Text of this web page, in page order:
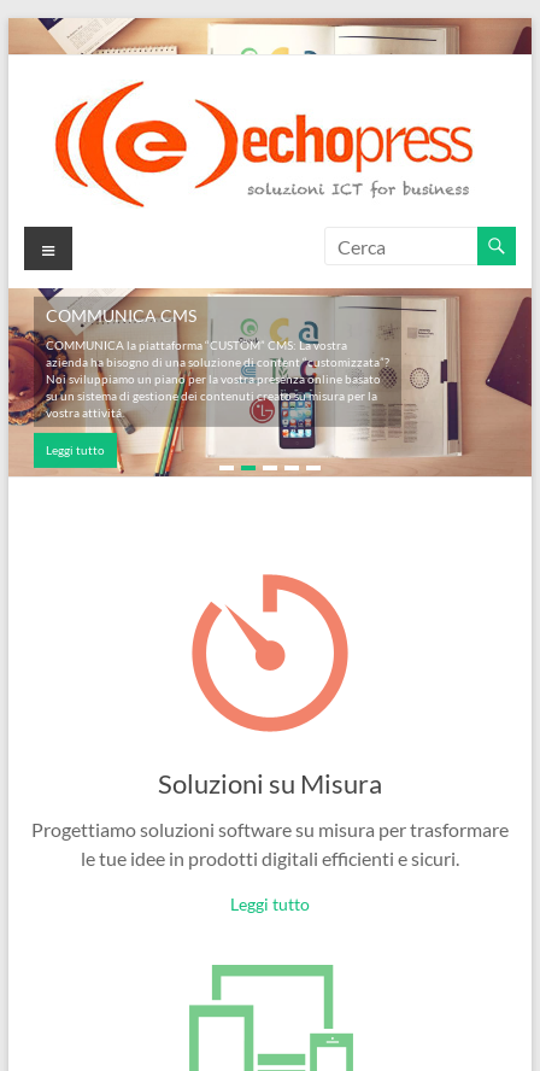
Salta
al
Echopress
s.r.l.
–
soluzioni
ICT
for
Menu
COMMUNICA CMS
COMMUNICA la piattaforma “CUSTOM” CMS: La vostra
azienda ha bisogno di una soluzione di content “customizzata”?
Noi sviluppiamo un piano per la vostra presenza online basato
su un sistema di gestione dei contenuti creato su misura per la
vostra attivitá.
Leggi tutto
Soluzioni su Misura
Progettiamo soluzioni software su misura per trasformare
le tue idee in prodotti digitali efficienti e sicuri.
Leggi tutto